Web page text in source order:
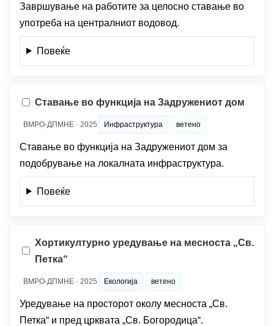
Завршување на работите за целосно ставање во
употреба на централниот водовод.
Повеќе
Ставање во функција на Задружениот дом
ВМРО-ДПМНЕ · 2025 Инфраструктура ветено
Ставање во функција на Задружениот дом за
подобрување на локалната инфраструктура.
Повеќе
Хортикултурно уредување на месноста „Св.
Петка“
ВМРО-ДПМНЕ · 2025 Екологија ветено
Уредување на просторот околу месноста „Св.
Петка“ и пред црквата „Св. Богородица“.